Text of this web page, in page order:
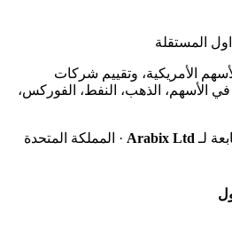
المستقلة
الأمريكية، وتقييم شركات
في الأسهم، الذهب، النفط، الفوركس،
لـ Arabix Ltd · المملكة المتحدة